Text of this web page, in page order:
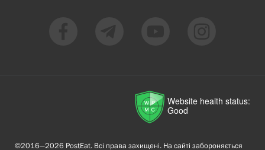
Website health status:
Good
©2016—2026 PostEat. Всі права захищені. На сайті забороняється